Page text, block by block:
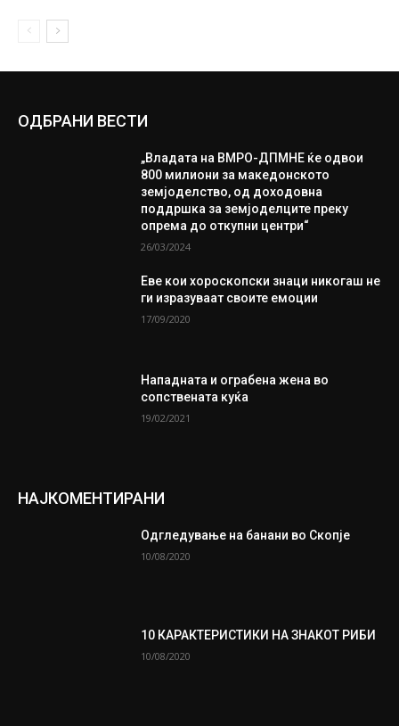
ОДБРАНИ ВЕСТИ
„Владата на ВМРО-ДПМНЕ ќе одвои
800 милиони за македонското
земјоделство, од доходовна
поддршка за земјоделците преку
опрема до откупни центри“
26/03/2024
Еве кои хороскопски знаци никогаш не
ги изразуваат своите емоции
17/09/2020
Нападната и ограбена жена во
сопствената куќа
19/02/2021
НАЈКОМЕНТИРАНИ
Одгледување на банани во Скопје
10/08/2020
10 КАРАКТЕРИСТИКИ НА ЗНАКОТ РИБИ
10/08/2020